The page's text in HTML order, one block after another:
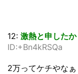
12: 激熱と申したか
ID:+Bn4kRSQa
2万ってケチやなぁ